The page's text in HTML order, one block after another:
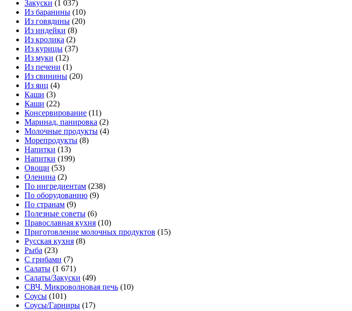
Закуски (1 037)
Из баранины (10)
Из говядины (20)
Из индейки (8)
Из кролика (2)
Из курицы (37)
Из муки (12)
Из печени (1)
Из свинины (20)
Из яиц (4)
Каши (3)
Каши (22)
Консервирование (11)
Маринад, панировка (2)
Молочные продукты (4)
Морепродукты (8)
Напитки (13)
Напитки (199)
Овощи (53)
Оленина (2)
По ингредиентам (238)
По оборудованию (9)
По странам (9)
Полезные советы (6)
Православная кухня (10)
Приготовление молочных продуктов (15)
Русская кухня (8)
Рыба (23)
С грибами (7)
Салаты (1 671)
Салаты/Закуски (49)
СВЧ, Микроволновая печь (10)
Соусы (101)
Соусы/Гарниры (17)